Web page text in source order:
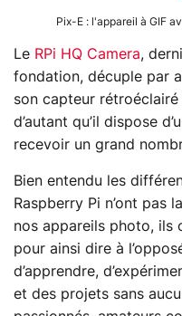
Pix-E : l'appareil à GIF
Le RPi HQ Camera,
fondation, décuple par
son capteur rétroéclairé
d’autant qu’il dispose
recevoir un grand
Bien entendu les
Raspberry Pi n’ont pas
nos appareils photo, ils
pour ainsi dire à
d’apprendre,
et des projets sans